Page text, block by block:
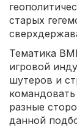
старых
Тематика
игровой
шутеров и
разные
данной